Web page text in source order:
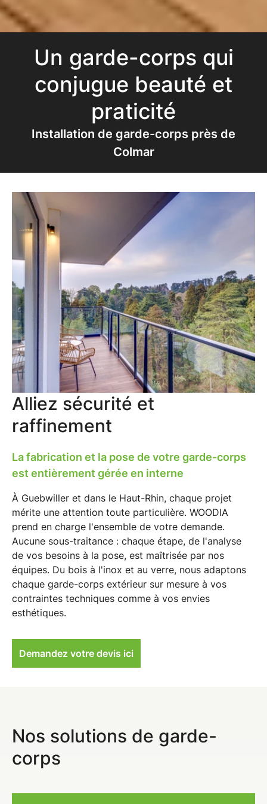
Installation de garde-corps près de
Colmar
Un garde-corps qui
conjugue beauté et
praticité
Alliez sécurité et
raffinement
La fabrication et la pose de votre garde-corps
est entièrement gérée en interne
À Guebwiller et dans le Haut-Rhin, chaque projet
mérite une attention toute particulière. WOODIA
prend en charge l'ensemble de votre demande.
Aucune sous-traitance : chaque étape, de l'analyse
de vos besoins à la pose, est maîtrisée par nos
équipes. Du bois à l'inox et au verre, nous adaptons
chaque garde-corps extérieur sur mesure à vos
contraintes techniques comme à vos envies
esthétiques.
Demandez votre devis ici
Nos solutions de garde-
corps